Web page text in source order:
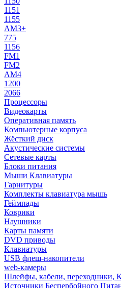
1151
1155
AM3+
775
1156
FM1
FM2
AM4
1200
2066
Процессоры
Видеокарты
Оперативная память
Компьютерные корпуса
Жёсткий диск
Акустические системы
Сетевые карты
Блоки питания
Мыши Клавиатуры
Гарнитуры
Комплекты клавиатура мышь
Геймпады
Коврики
Наушники
Карты памяти
DVD приводы
Клавиатуры
USB флеш-накопители
web-камеры
Шлейфы, кабели, переходники,
Источники Беспербойного